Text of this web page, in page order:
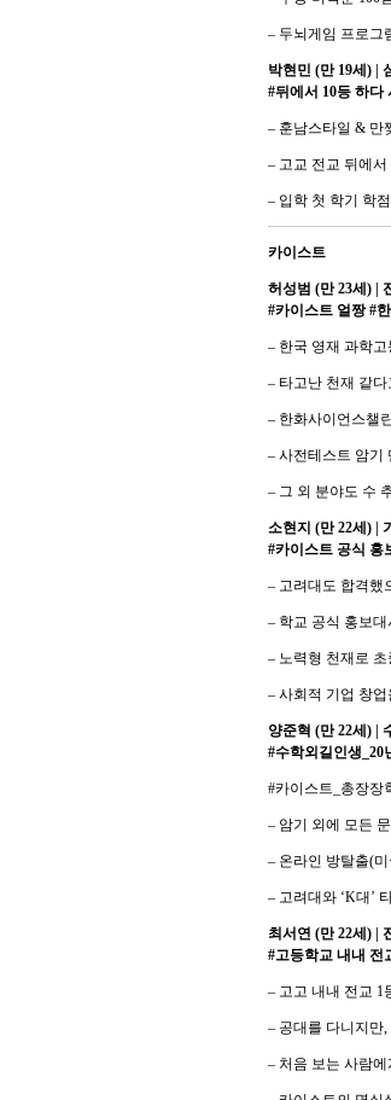
– 두뇌게임 프로그
박현민 (만 19세) |
#뒤에서 10등 하다
– 훈남스타일 & 만
– 고교 전교 뒤에
– 입학 첫 학기 학
카이스트
허성범 (만 23세) |
#카이스트 얼짱 #
– 한국 영재 과학고
– 타고난 천재 같다
– 한화사이언스챌
– 사전테스트 암기
– 그 외 분야도 수
소현지 (만 22세) |
#카이스트 공식 홍
– 고려대도 합격했
– 학교 공식 홍보
– 노력형 천재로
– 사회적 기업 창
양준혁 (만 22세) |
#수학외길인생_20
#카이스트_총장장
– 암기 외에 모든
– 온라인 방탈출(
– 고려대와 ‘K대’
최서연 (만 22세) |
#고등학교 내내 전
– 고고 내내 전교 1
– 공대를 다니지만
– 처음 보는 사람